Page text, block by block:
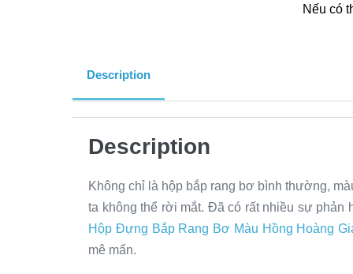
Nếu có
Description
Description
Không chỉ là hộp bắp rang bơ bình thường,
ta không thể rời mắt. Đã có rất nhiều sự phản
Hộp Đựng Bắp Rang Bơ Màu Hồng Hoàng
mê mẩn.